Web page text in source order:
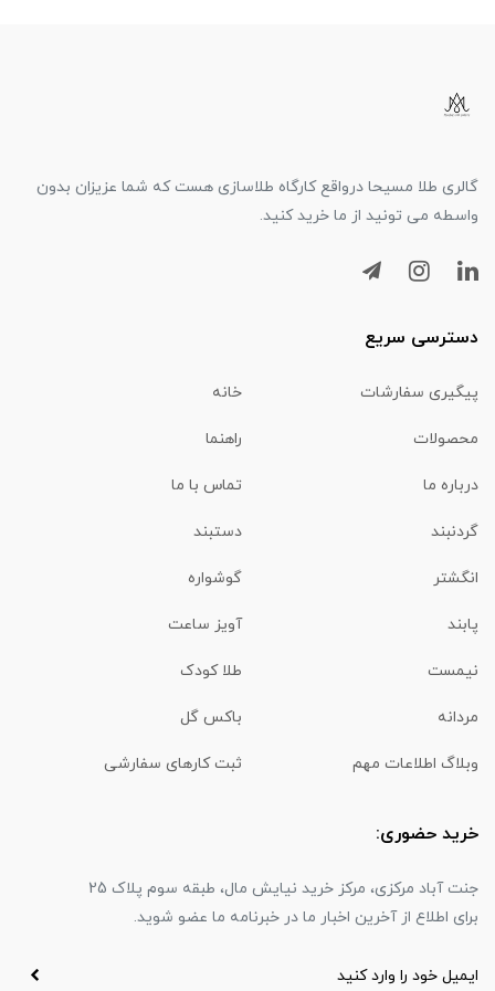
گالری طلا مسیحا درواقع کارگاه طلاسازی هست که شما عزیزان بدون
واسطه می تونید از ما خرید کنید.
دسترسی سریع
پیگیری سفارشات خانه
محصولات راهنما
درباره ما تماس با ما
گردنبند دستبند
انگشتر گوشواره
پابند آویز ساعت
نیمست طلا کودک
مردانه باکس گل
وبلاگ اطلاعات مهم ثبت کارهای سفارشی
خرید حضوری:
جنت آباد مرکزی، مرکز خرید نیایش مال، طبقه سوم پلاک 25
برای اطلاع از آخرین اخبار ما در خبرنامه ما عضو شوید.